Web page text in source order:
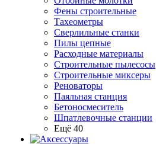
Фены строительные
Тахеометры
Сверлильные станки
Пилы цепные
Расходные материалы
Строительные пылесосы
Строительные миксеры
Реноваторы
Паяльная станция
Бетоносмеситель
Шпатлевочные станции
Ещё 40